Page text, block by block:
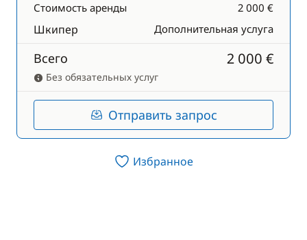
Стоимость аренды 2 000 €
Шкипер Дополнительная услуга
Всего 2 000 €
Без обязательных услуг
Отправить запрос
Избранное